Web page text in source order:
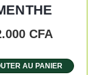
CFA
AU PANIER